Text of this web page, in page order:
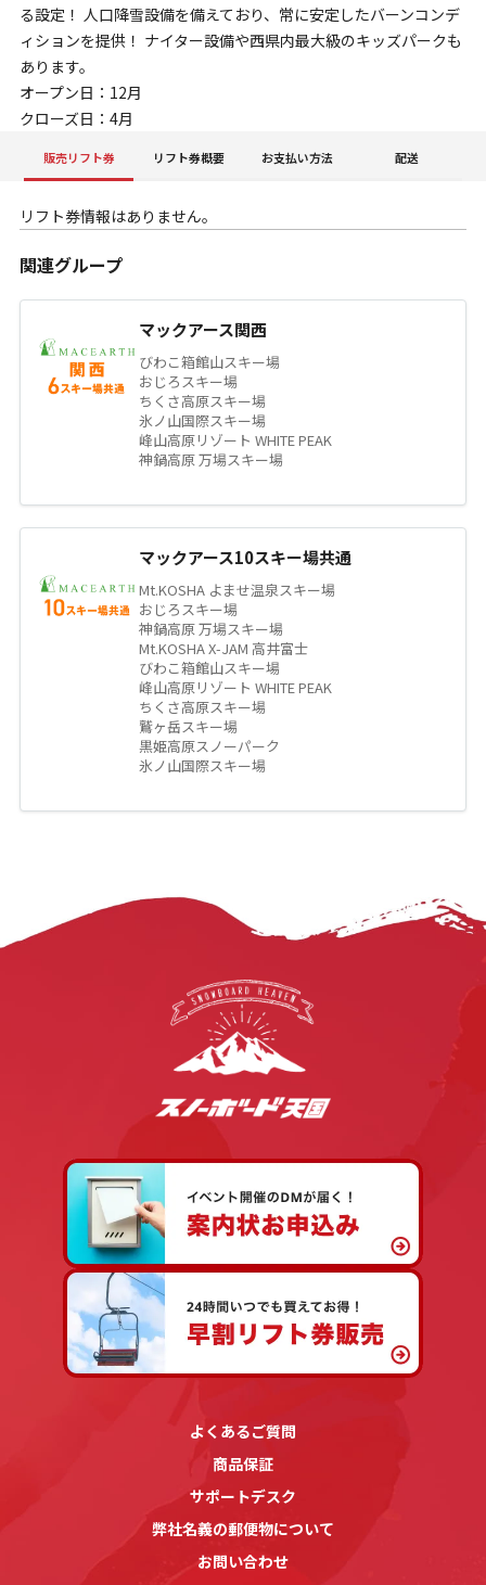
る設定！ 人口降雪設備を備えており、常に安定したバーンコンデ
ィションを提供！ ナイター設備や西県内最大級のキッズパークも
あります。
オープン日：12月
クローズ日：4月
販売リフト券 リフト券概要 お支払い方法 配送
リフト券情報はありません。
関連グループ
マックアース関西
びわこ箱館山スキー場
おじろスキー場
ちくさ高原スキー場
氷ノ山国際スキー場
峰山高原リゾート WHITE PEAK
神鍋高原 万場スキー場
マックアース10スキー場共通
Mt.KOSHA よませ温泉スキー場
おじろスキー場
神鍋高原 万場スキー場
Mt.KOSHA X-JAM 高井富士
びわこ箱館山スキー場
峰山高原リゾート WHITE PEAK
ちくさ高原スキー場
鷲ヶ岳スキー場
黒姫高原スノーパーク
氷ノ山国際スキー場
よくあるご質問
商品保証
サポートデスク
弊社名義の郵便物について
お問い合わせ